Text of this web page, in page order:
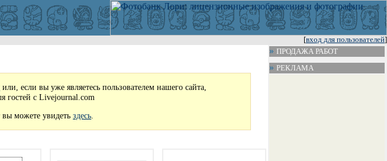
[вход для пользователей]
или, если вы уже являетесь пользователем нашего сайта,
гостей с Livejournal.com
вы можете увидетьздесь.
ПРОДАЖА РАБОТ
РЕКЛАМА